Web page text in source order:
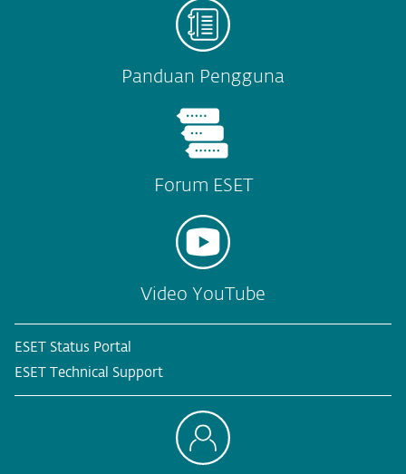
Panduan Pengguna
Forum ESET
Video YouTube
ESET Status Portal
ESET Technical Support